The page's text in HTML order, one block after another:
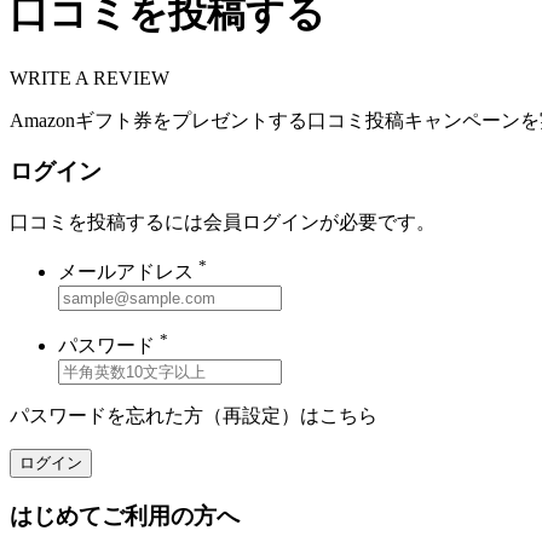
口コミを投稿する
WRITE A REVIEW
Amazonギフト券をプレゼントする口コミ投稿キャンペーン
ログイン
口コミを投稿するには会員ログインが必要です。
メールアドレス *
パスワード *
パスワードを忘れた方（再設定）はこちら
ログイン
はじめてご利用の方へ